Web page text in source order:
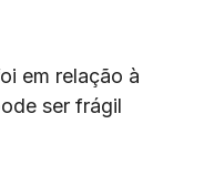
em relação à
ser frágil